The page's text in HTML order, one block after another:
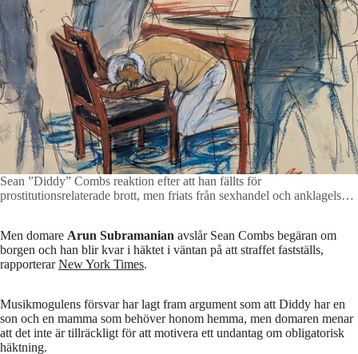
Sean ”Diddy” Combs reaktion efter att han fällts för
prostitutionsrelaterade brott, men friats från sexhandel och anklagelser
Men domare Arun Subramanian avslår Sean Combs begäran om
borgen och han blir kvar i häktet i väntan på att straffet fastställs,
rapporterarNew York Times.
Musikmogulens försvar har lagt fram argument som att Diddy har en
son och en mamma som behöver honom hemma, men domaren menar
att det inte är tillräckligt för att motivera ett undantag om obligatorisk
häktning.